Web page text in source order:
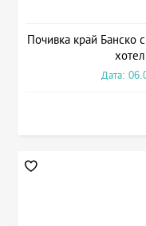
Почивка край Банско
Дата: